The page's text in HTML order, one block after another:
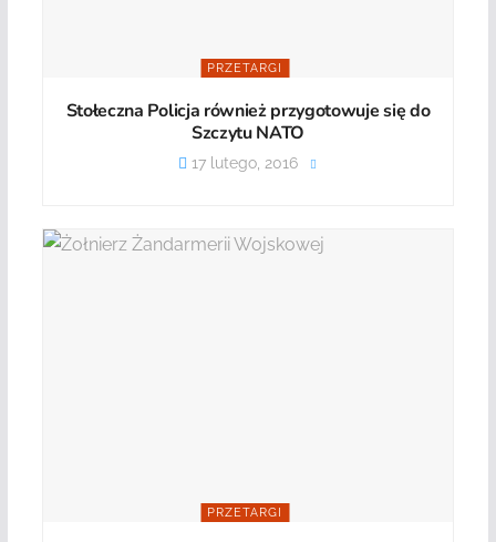
PRZETARGI
Stołeczna Policja również przygotowuje się do
Szczytu NATO
17 lutego, 2016
PRZETARGI